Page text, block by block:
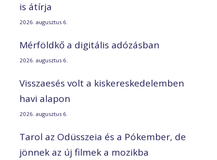
is átírja
2026. augusztus 6.
Mérföldkő a digitális adózásban
2026. augusztus 6.
Visszaesés volt a kiskereskedelemben
havi alapon
2026. augusztus 6.
Tarol az Odüsszeia és a Pókember, de
jönnek az új filmek a mozikba